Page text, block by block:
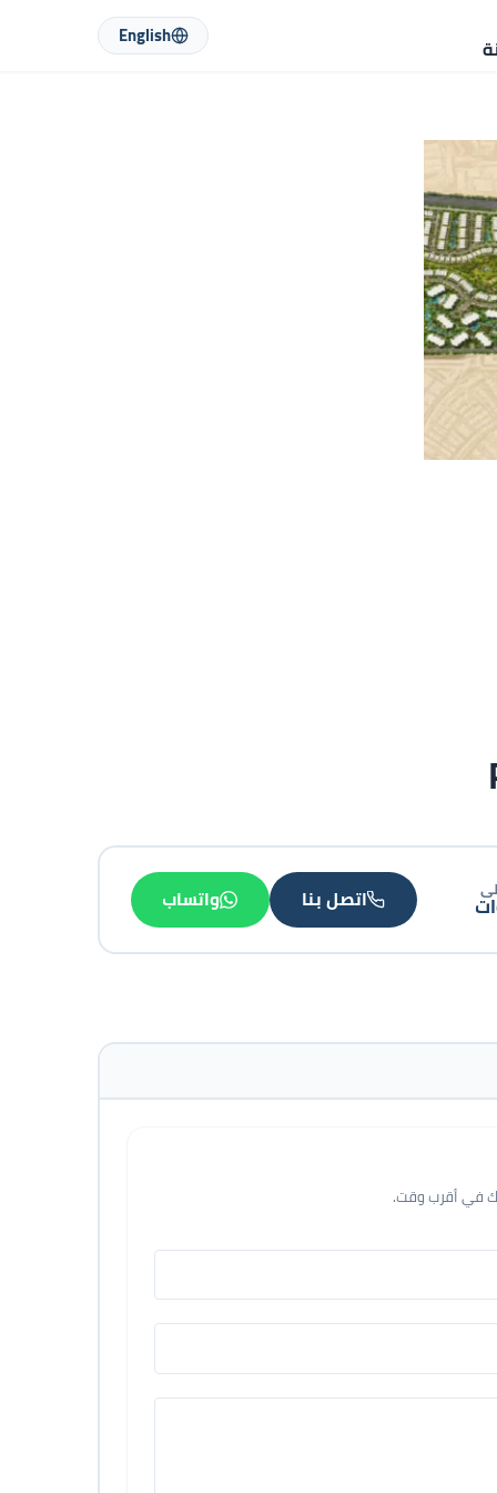
English
اتصل بنا واتساب
في أقرب وقت.